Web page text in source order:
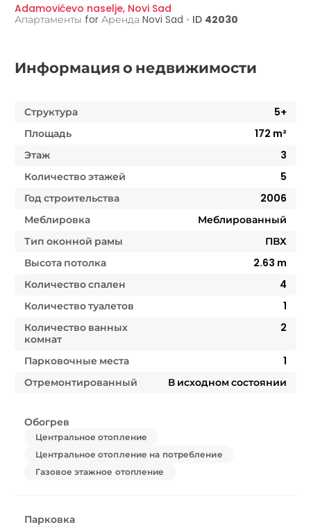
Adamovićevo naselje, Novi Sad
Апартаменты for Аренда Novi Sad • ID 42030
Информация о недвижимости
Структура
5+
Площадь
172 m²
Этаж
3
Количество этажей
5
Год строительства
2006
Меблировка
Меблированный
Тип оконной рамы
ПВХ
Высота потолка
2.63 m
Количество спален
4
Количество туалетов
1
Количество ванных
комнат
2
Парковочные места
1
Отремонтированный
В исходном состоянии
Обогрев
Центральное отопление
Центральное отопление на потребление
Газовое этажное отопление
Парковка